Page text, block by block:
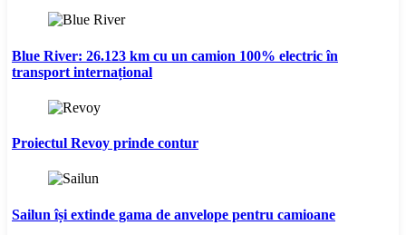
Blue River: 26.123 km cu un camion 100% electric în
transport internațional
Proiectul Revoy prinde contur
Sailun își extinde gama de anvelope pentru camioane